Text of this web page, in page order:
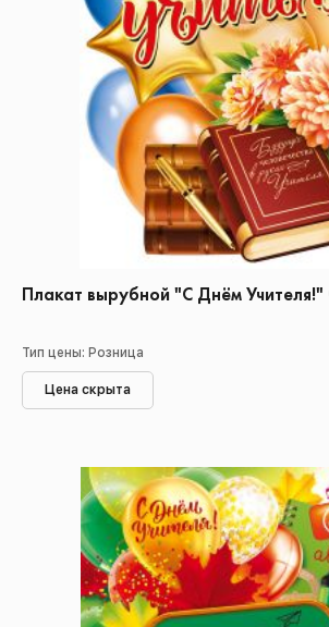
Плакат вырубной "С Днём
Тип цены: Розница
Цена скрыта